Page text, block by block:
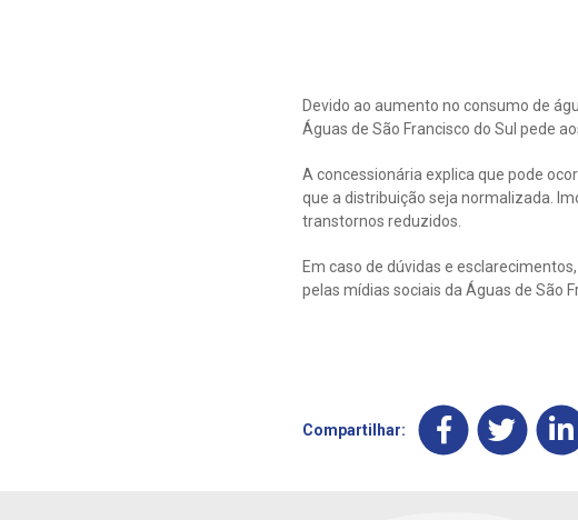
Devido ao aumento no consumo de
Águas de São Francisco do Sul pede
A concessionária explica que pode
que a distribuição seja normalizada.
transtornos reduzidos.
Em caso de dúvidas e
pelas mídias sociais da Águas de São
Compartilhar: